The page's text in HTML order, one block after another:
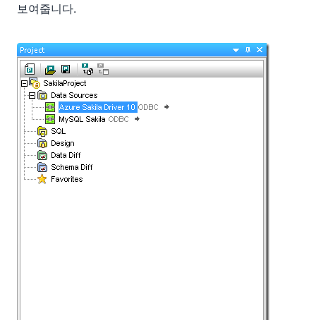
보여줍니다.